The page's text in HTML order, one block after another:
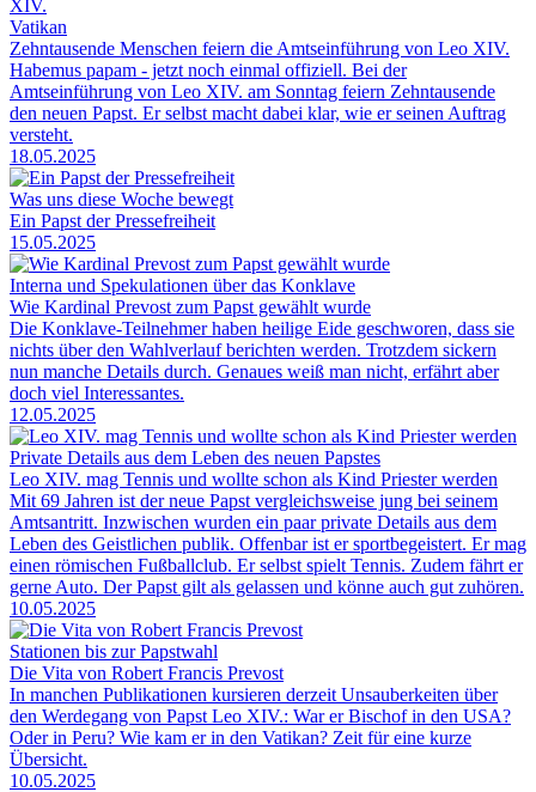
Vatikan
Zehntausende Menschen feiern die Amtseinführung von Leo XIV.
Habemus papam - jetzt noch einmal offiziell. Bei der
Amtseinführung von Leo XIV. am Sonntag feiern Zehntausende
den neuen Papst. Er selbst macht dabei klar, wie er seinen Auftrag
versteht.
18.05.2025
Was uns diese Woche bewegt
Ein Papst der Pressefreiheit
15.05.2025
Interna und Spekulationen über das Konklave
Wie Kardinal Prevost zum Papst gewählt wurde
Die Konklave-Teilnehmer haben heilige Eide geschworen, dass sie
nichts über den Wahlverlauf berichten werden. Trotzdem sickern
nun manche Details durch. Genaues weiß man nicht, erfährt aber
doch viel Interessantes.
12.05.2025
Private Details aus dem Leben des neuen Papstes
Leo XIV. mag Tennis und wollte schon als Kind Priester werden
Mit 69 Jahren ist der neue Papst vergleichsweise jung bei seinem
Amtsantritt. Inzwischen wurden ein paar private Details aus dem
Leben des Geistlichen publik. Offenbar ist er sportbegeistert. Er mag
einen römischen Fußballclub. Er selbst spielt Tennis. Zudem fährt er
gerne Auto. Der Papst gilt als gelassen und könne auch gut zuhören.
10.05.2025
Stationen bis zur Papstwahl
Die Vita von Robert Francis Prevost
In manchen Publikationen kursieren derzeit Unsauberkeiten über
den Werdegang von Papst Leo XIV.: War er Bischof in den USA?
Oder in Peru? Wie kam er in den Vatikan? Zeit für eine kurze
Übersicht.
10.05.2025